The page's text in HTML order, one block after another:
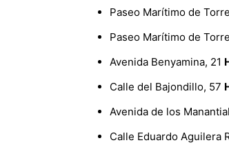
Paseo Marítimo de
Paseo Marítimo de
Avenida Benyamina, 21
Calle del Bajondillo, 57
Avenida de los
Calle Eduardo Aguilera